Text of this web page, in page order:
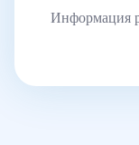
Информация